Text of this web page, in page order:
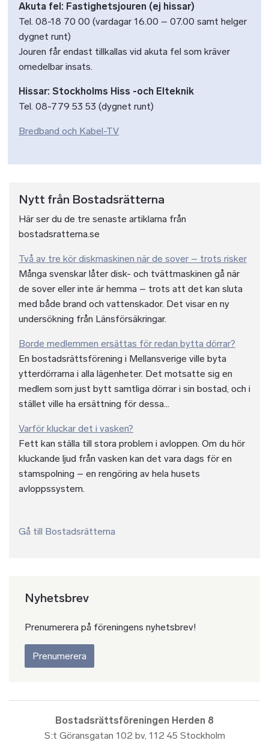
Akuta fel: Fastighetsjouren (ej hissar)
Tel. 08-18 70 00 (vardagar 16.00 – 07.00 samt helger
dygnet runt)
Jouren får endast tillkallas vid akuta fel som kräver
omedelbar insats.
Hissar: Stockholms Hiss -och Elteknik
Tel. 08-779 53 53 (dygnet runt)
Bredband och Kabel-TV
Nytt från Bostadsrätterna
Här ser du de tre senaste artiklarna från
bostadsratterna.se
Två av tre kör diskmaskinen när de sover – trots risker
Många svenskar låter disk- och tvättmaskinen gå när
de sover eller inte är hemma – trots att det kan sluta
med både brand och vattenskador. Det visar en ny
undersökning från Länsförsäkringar.
Borde medlemmen ersättas för redan bytta dörrar?
En bostadsrättsförening i Mellansverige ville byta
ytterdörrarna i alla lägenheter. Det motsatte sig en
medlem som just bytt samtliga dörrar i sin bostad, och i
stället ville ha ersättning för dessa...
Varför kluckar det i vasken?
Fett kan ställa till stora problem i avloppen. Om du hör
kluckande ljud från vasken kan det vara dags för en
stamspolning – en rengöring av hela husets
avloppssystem.
Gå till Bostadsrätterna
Nyhetsbrev
Prenumerera på föreningens nyhetsbrev!
Prenumerera
Bostadsrättsföreningen Herden 8
S:t Göransgatan 102 bv, 112 45 Stockholm